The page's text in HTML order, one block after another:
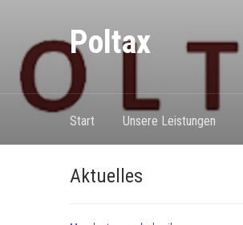
Poltax
Start Unsere Leistungen
Aktuelles